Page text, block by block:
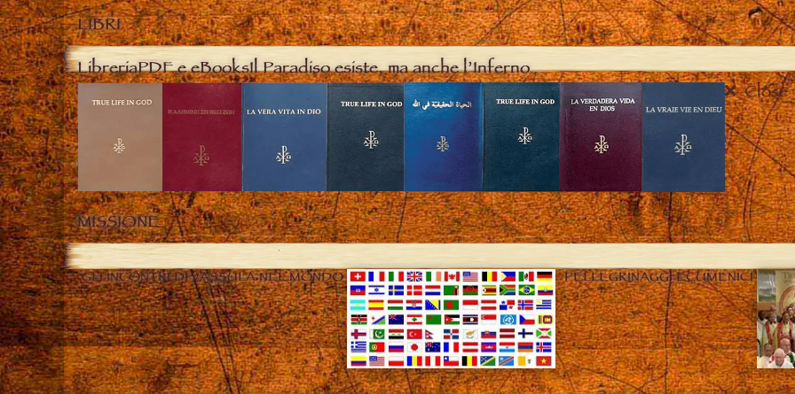
LIBRI
LibreriaPDF e eBooksIl Paradiso esiste, ma anche l’Inferno
Close
MISSIONE
GLI INCONTRI DI VASSULA NEL MONDO PELLEGRINAGGI ECUMENICI